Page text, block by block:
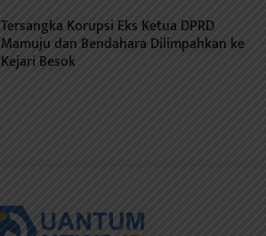
Tersangka Korupsi Eks Ketua DPRD
Mamuju dan Bendahara Dilimpahkan ke
Kejari Besok